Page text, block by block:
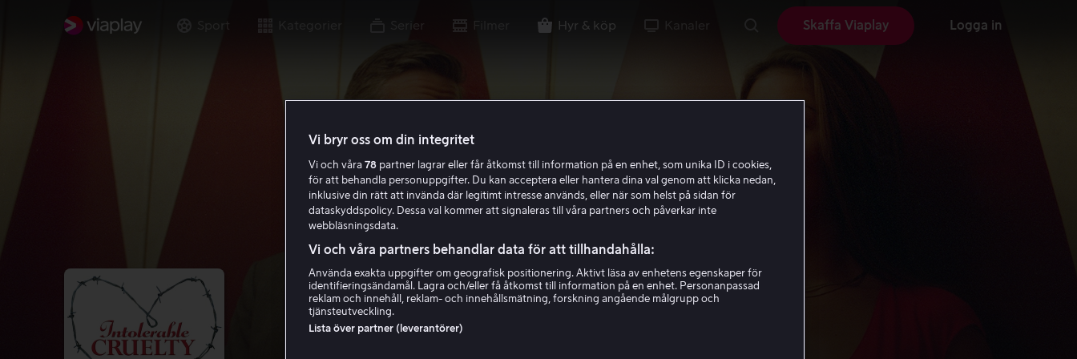
Sport Serier Hyr & köp Kanaler Skaffa Viaplay Logga in
Vi bryr oss om din integritet
Vi och våra 78 partner lagrar eller får åtkomst till information på en enhet, som unika ID i cookies,
för att behandla personuppgifter. Du kan acceptera eller hantera dina val genom att klicka nedan,
inklusive din rätt att invända där legitimt intresse används, eller när som helst på sidan för
dataskyddspolicy. Dessa val kommer att signaleras till våra partners och påverkar inte
webbläsningsdata.
Vi och våra partners behandlar data för att tillhandahålla:
Använda exakta uppgifter om geografisk positionering. Aktivt läsa av enhetens egenskaper för
identifieringsändamål. Lagra och/eller få åtkomst till information på en enhet. Personanpassad
reklam och innehåll, reklam- och innehållsmätning, forskning angående målgrupp och
tjänsteutveckling.
Lista över partner (leverantörer)